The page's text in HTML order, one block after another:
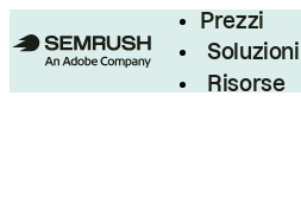
Prezzi
Soluzioni
Risorse